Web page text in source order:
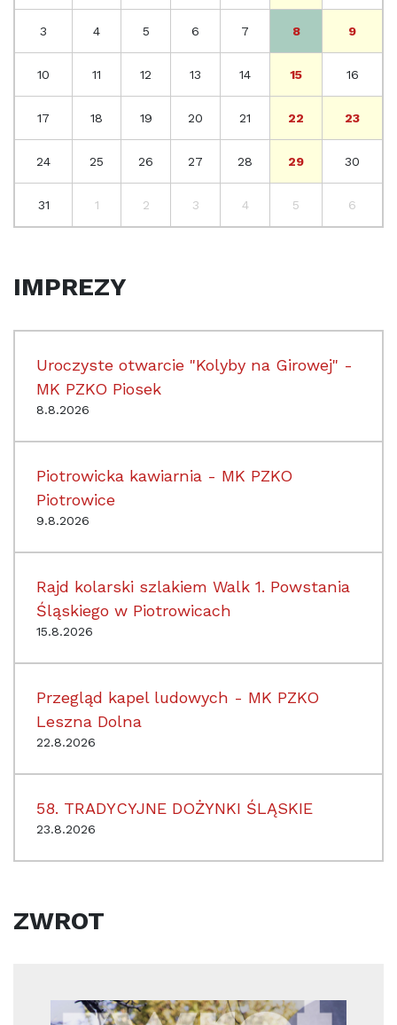
3 4 5 6 7 8 9
10 11 12 13 14 15 16
17 18 19 20 21 22 23
24 25 26 27 28 29 30
31 1 2 3 4 5 6
IMPREZY
Uroczyste otwarcie "Kolyby na Girowej" -
MK PZKO Piosek
8.8.2026
Piotrowicka kawiarnia - MK PZKO
Piotrowice
9.8.2026
Rajd kolarski szlakiem Walk 1. Powstania
Śląskiego w Piotrowicach
15.8.2026
Przegląd kapel ludowych - MK PZKO
Leszna Dolna
22.8.2026
58. TRADYCYJNE DOŻYNKI ŚLĄSKIE
23.8.2026
ZWROT